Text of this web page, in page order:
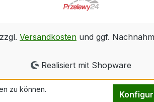
Versandkosten und ggf.
Realisiert mit Shopware
zu können.